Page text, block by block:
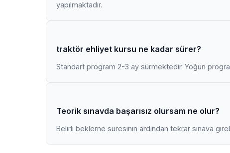
yapılmaktadır.
traktör ehliyet kursu ne kadar sürer?
Standart program 2-3 ay sürmektedir. Yoğun
Teorik sınavda başarısız olursam ne olur?
Belirli bekleme süresinin ardından tekrar sınava